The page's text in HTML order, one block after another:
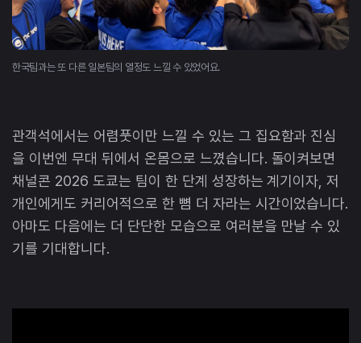
한국팀과는 또 다른 일본팀의 열정도 느낄 수 있었어요.
관객석에서는 어렴풋이만 느낄 수 있는 그 집요함과 진심
을 이번엔 무대 뒤에서 온몸으로 느꼈습니다. 돌이켜보면
채널콘 2026 도쿄는 팀이 한 단계 성장하는 계기이자, 저
개인에게도 커리어적으로 한 뼘 더 자라는 시간이었습니다.
아마도 다음에는 더 단단한 모습으로 여러분을 만날 수 있
기를 기대합니다.